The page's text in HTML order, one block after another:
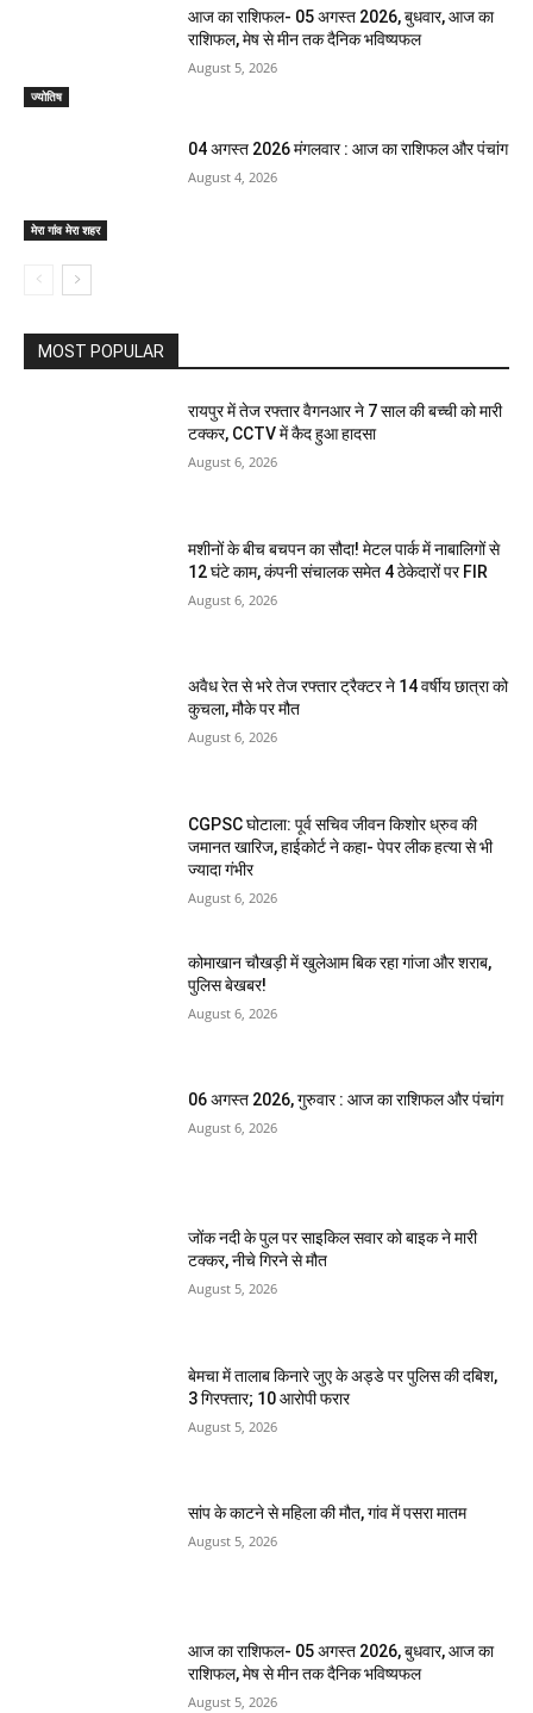
ज्योतिष
आज का राशिफल- 05 अगस्त 2026, बुधवार, आज का
राशिफल, मेष से मीन तक दैनिक भविष्यफल
August 5, 2026
मेरा गांव मेरा शहर
04 अगस्त 2026 मंगलवार : आज का राशिफल और पंचांग
August 4, 2026
MOST POPULAR
रायपुर में तेज रफ्तार वैगनआर ने 7 साल की बच्ची को मारी
टक्कर, CCTV में कैद हुआ हादसा
August 6, 2026
मशीनों के बीच बचपन का सौदा! मेटल पार्क में नाबालिगों से
12 घंटे काम, कंपनी संचालक समेत 4 ठेकेदारों पर FIR
August 6, 2026
अवैध रेत से भरे तेज रफ्तार ट्रैक्टर ने 14 वर्षीय छात्रा को
कुचला, मौके पर मौत
August 6, 2026
CGPSC घोटाला: पूर्व सचिव जीवन किशोर ध्रुव की
जमानत खारिज, हाईकोर्ट ने कहा- पेपर लीक हत्या से भी
ज्यादा गंभीर
August 6, 2026
कोमाखान चौखड़ी में खुलेआम बिक रहा गांजा और शराब,
पुलिस बेखबर!
August 6, 2026
06 अगस्त 2026, गुरुवार : आज का राशिफल और पंचांग
August 6, 2026
जोंक नदी के पुल पर साइकिल सवार को बाइक ने मारी
टक्कर, नीचे गिरने से मौत
August 5, 2026
बेमचा में तालाब किनारे जुए के अड्डे पर पुलिस की दबिश,
3 गिरफ्तार; 10 आरोपी फरार
August 5, 2026
सांप के काटने से महिला की मौत, गांव में पसरा मातम
August 5, 2026
आज का राशिफल- 05 अगस्त 2026, बुधवार, आज का
राशिफल, मेष से मीन तक दैनिक भविष्यफल
August 5, 2026